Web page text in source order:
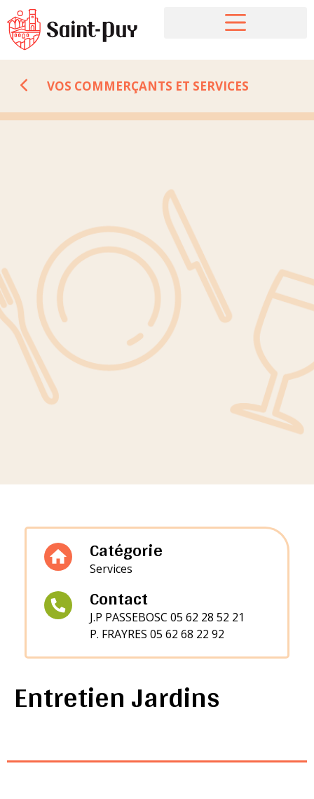
VOS COMMERÇANTS ET SERVICES
Entretien Jardins
Catégorie
Services
Contact
J.P PASSEBOSC 05 62 28 52 21
P. FRAYRES 05 62 68 22 92